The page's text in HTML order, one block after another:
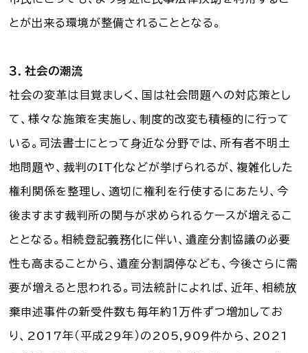
とが出来る環境が整備されることとなる。
３．社会の潮流
社会の変革は目覚ましく、国は社会問題への対応策とし
て、様々な施策を実施し、制度的改変も積極的に行って
いる。司法書士にとって身近な分野では、所有者不明土
地問題や、裁判のIT化などが挙げられるが、複雑化した
権利関係を整理し、適切に権利を行使するにあたり、今
後ますます裁判所の関与が求められるケースが増えるこ
ととなる。相続登記義務化に伴い、遺産分割協議の必要
性も高まることから、遺産分割調停なども、今後さらに需
要が増えると思われる。司法統計によれば、近年、相続放
棄申述事件の新受件数も毎年約１万件ずつ増加してお
り、2017年（平成29年）の205,909件から、2021